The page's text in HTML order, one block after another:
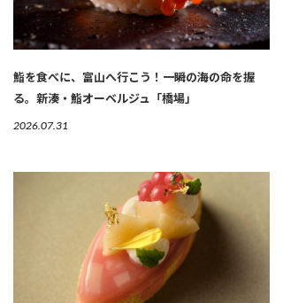
鮨を食べに、富山へ行こう！一瞬の海の命を握
る。新湊・鮨オーベルジュ「橋場」
2026.07.31